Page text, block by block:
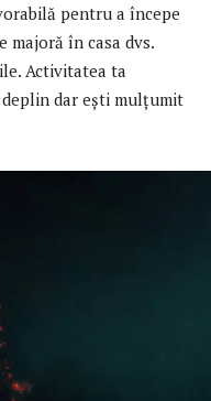
pentru a începe
în casa dvs.
Activitatea ta
dar ești mulțumit